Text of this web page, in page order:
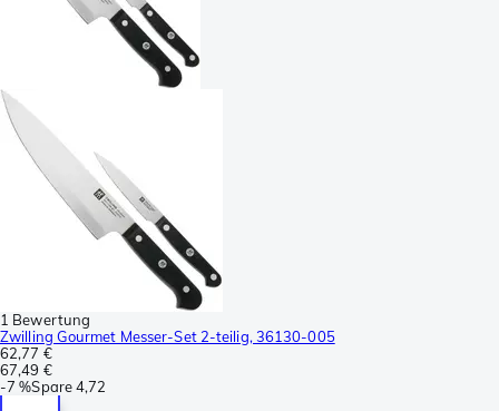
1 Bewertung
Zwilling Gourmet Messer-Set 2-teilig, 36130-005
62,77 €
67,49 €
-7 %Spare4,72